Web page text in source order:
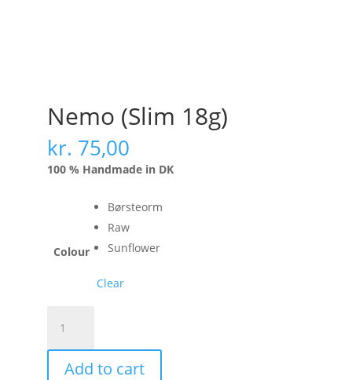
Nemo (Slim 18g)
kr. 75,00
100 % Handmade in DK
Colour
Børsteorm
Raw
Sunflower
Clear
(Slim
18g)
quantity
Add to cart